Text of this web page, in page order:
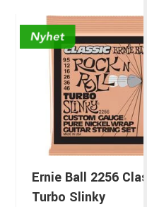
Ernie Ball 2256
Turbo Slinky